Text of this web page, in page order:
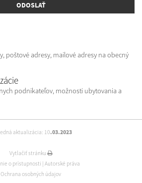
ODOSLAŤ
poštové adresy, mailové adresy na obecný
podnikateľov, možnosti ubytovania a
aktualizácia: 10.03.2023
Vytlačiť stránku
o prístupnosti Autorské práva
Ochrana osobných údajov